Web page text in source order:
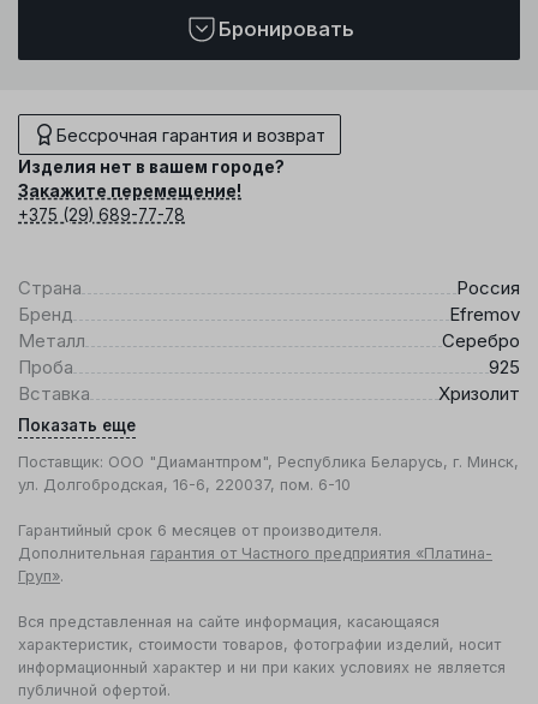
Бронировать
Бессрочная гарантия и возврат
Изделия нет в вашем городе?
Закажите перемещение!
+375 (29) 689-77-78
Страна
Россия
Бренд
Efremov
Металл
Серебро
Проба
925
Вставка
Хризолит
Показать еще
Поставщик: ООО "Диамантпром", Республика Беларусь, г. Минск,
ул. Долгобродская, 16-6, 220037, пом. 6-10
Гарантийный срок 6 месяцев от производителя.
Дополнительная гарантия от Частного предприятия «Платина-
Груп».
Вся представленная на сайте информация, касающаяся
характеристик, стоимости товаров, фотографии изделий, носит
информационный характер и ни при каких условиях не является
публичной офертой.